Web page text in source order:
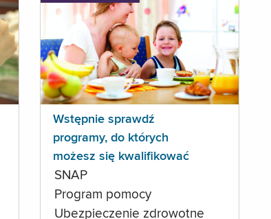
Wstępnie sprawdź
programy, do których
możesz się kwalifikować
SNAP
Program pomocy
Ubezpieczenie zdrowotne